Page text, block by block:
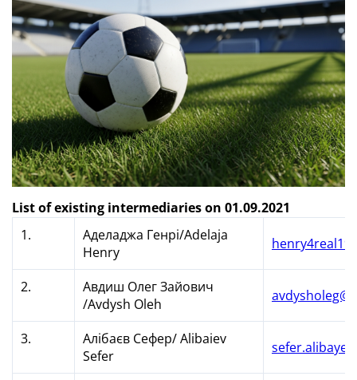
List of existing intermediarieson 01.09.2021
1.
Аделаджа Генрі/Adelaja
Henry
2.
Авдиш Олег Зайович
/Avdysh Oleh
3.
Алібаєв Сефер/ Alibaiev
Sefer